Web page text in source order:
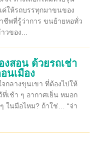
ค่ให้รถบรรทุกมาขนของ
ชีพที่รู้ว่าการ ขนย้ายหอทั่ว
ของ...
สอน ด้วยรถเช่า
นเมือง
กลางขุนเขา ที่ต้องไปให้
เช้า ๆ อากาศเย็น หมอก
ในมือไหม? ถ้าใช่… “จ่า